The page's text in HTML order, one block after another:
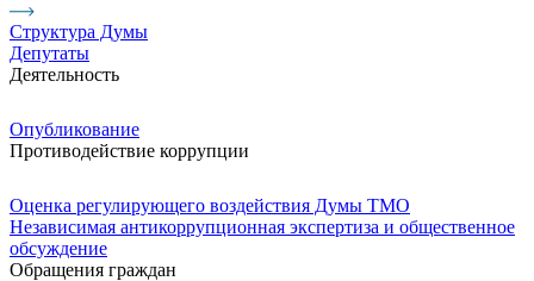
Структура Думы
Депутаты
Деятельность
Опубликование
Противодействие коррупции
Оценка регулирующего воздействия Думы ТМО
Независимая антикоррупционная экспертиза и общественное
обсуждение
Обращения граждан